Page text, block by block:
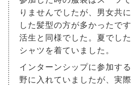
りませんでしたが、男女共
した髪型の方が多かったで
活生と同様でした。夏でし
シャツを着ていました。
インターンシップに参加す
野に入れていましたが、実